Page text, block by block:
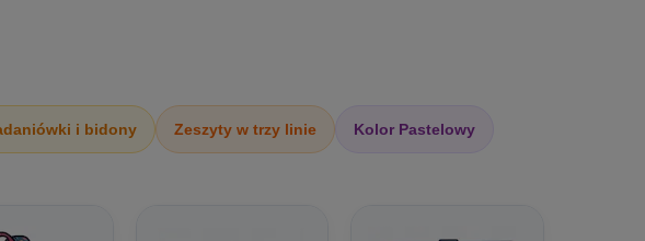
i bidony Zeszyty w trzy linie Kolor Pastelowy